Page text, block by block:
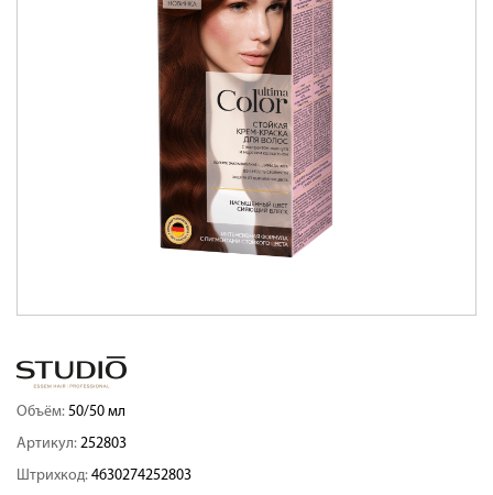
Объём: 50/50 мл
Артикул: 252803
Штрихкод: 4630274252803